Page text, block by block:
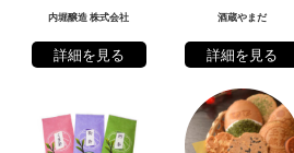
内堀醸造 株式会社
詳細を見る
酒蔵やまだ
詳細を見る